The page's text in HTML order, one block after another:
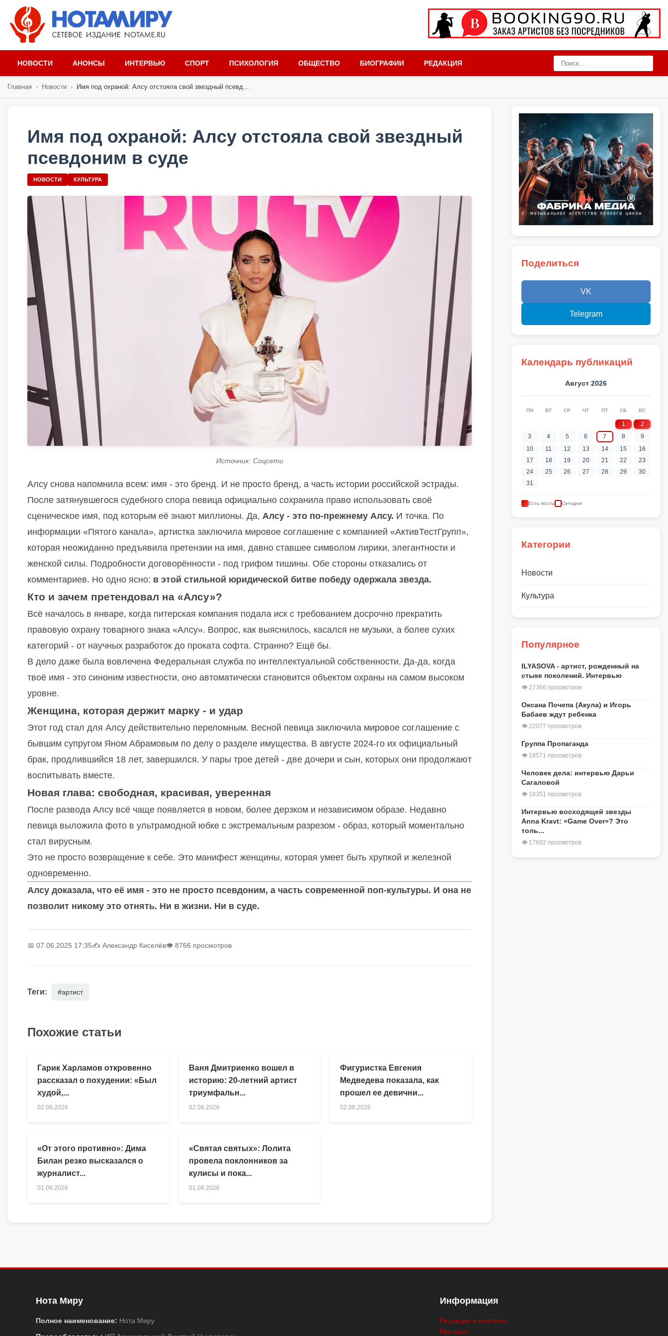
НОВОСТИ АНОНСЫ ИНТЕРВЬЮ СПОРТ ПСИХОЛОГИЯ ОБЩЕСТВО БИОГРАФИИ РЕДАКЦИЯ
Главная › Новости › Имя под охраной: Алсу отстояла свой звездный псевд...
Имя под охраной: Алсу отстояла свой звездный
псевдоним в суде
НОВОСТИ КУЛЬТУРА
Источник: Соцсети
Алсу снова напомнила всем: имя - это бренд. И не просто бренд, а часть истории российской эстрады.
После затянувшегося судебного спора певица официально сохранила право использовать своё
сценическое имя, под которым её знают миллионы. Да, Алсу - это по-прежнему Алсу. И точка. По
информации «Пятого канала», артистка заключила мировое соглашение с компанией «АктивТестГрупп»,
которая неожиданно предъявила претензии на имя, давно ставшее символом лирики, элегантности и
женской силы. Подробности договорённости - под грифом тишины. Обе стороны отказались от
комментариев. Но одно ясно: в этой стильной юридической битве победу одержала звезда.
Кто и зачем претендовал на «Алсу»?
Всё началось в январе, когда питерская компания подала иск с требованием досрочно прекратить
правовую охрану товарного знака «Алсу». Вопрос, как выяснилось, касался не музыки, а более сухих
категорий - от научных разработок до проката софта. Странно? Ещё бы.
В дело даже была вовлечена Федеральная служба по интеллектуальной собственности. Да-да, когда
твоё имя - это синоним известности, оно автоматически становится объектом охраны на самом высоком
уровне.
Женщина, которая держит марку - и удар
Этот год стал для Алсу действительно переломным. Весной певица заключила мировое соглашение с
бывшим супругом Яном Абрамовым по делу о разделе имущества. В августе 2024-го их официальный
брак, продлившийся 18 лет, завершился. У пары трое детей - две дочери и сын, которых они продолжают
воспитывать вместе.
Новая глава: свободная, красивая, уверенная
После развода Алсу всё чаще появляется в новом, более дерзком и независимом образе. Недавно
певица выложила фото в ультрамодной юбке с экстремальным разрезом - образ, который моментально
стал вирусным.
Это не просто возвращение к себе. Это манифест женщины, которая умеет быть хрупкой и железной
одновременно.
Алсу доказала, что её имя - это не просто псевдоним, а часть современной поп-культуры. И она не
позволит никому это отнять. Ни в жизни. Ни в суде.
📅 07.06.2025 17:35✍️ Александр Киселёв👁 8766 просмотров
Теги: #артист
Похожие статьи
Гарик Харламов откровенно
рассказал о похудении: «Был
худой,...
02.08.2026
Ваня Дмитриенко вошел в
историю: 20-летний артист
триумфальн...
02.08.2026
Фигуристка Евгения
Медведева показала, как
прошел ее девични...
02.08.2026
«От этого противно»: Дима
Билан резко высказался о
журналист...
01.08.2026
«Святая святых»: Лолита
провела поклонников за
кулисы и пока...
01.08.2026
Поделиться
VK
Telegram
Календарь публикаций
Август 2026
ПН ВТ СР ЧТ ПТ СБ ВС
1
2
3
4 5 6 7 8
9
10
11 12 13 14 15
16
17
18 19 20 21 22
23
24
25 26 27 28 29
30
31
Есть посты Сегодня
Категории
Новости
Культура
Популярное
ILYASOVA - артист, рожденный на
стыке поколений. Интервью
👁 27366 просмотров
Оксана Почепа (Акула) и Игорь
Бабаев ждут ребенка
👁 22077 просмотров
Группа Пропаганда
👁 18571 просмотров
Человек дела: интервью Дарьи
Сагаловой
👁 18351 просмотров
Интервью восходящей звезды
Anna Kravt: «Game Over»? Это
толь...
👁 17682 просмотров
Нота Миру
Полное наименование: Нота Миру
Информация
Редакция и контакты
Реклама